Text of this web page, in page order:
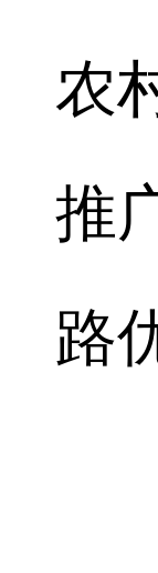
农
推
路